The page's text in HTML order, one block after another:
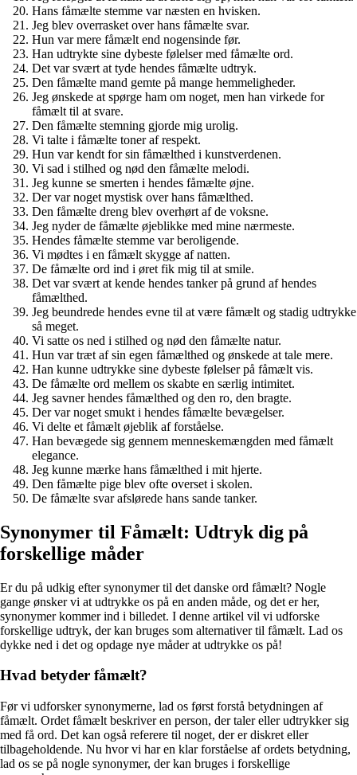
Hans fåmælte stemme var næsten en hvisken.
Jeg blev overrasket over hans fåmælte svar.
Hun var mere fåmælt end nogensinde før.
Han udtrykte sine dybeste følelser med fåmælte ord.
Det var svært at tyde hendes fåmælte udtryk.
Den fåmælte mand gemte på mange hemmeligheder.
Jeg ønskede at spørge ham om noget, men han virkede for
fåmælt til at svare.
Den fåmælte stemning gjorde mig urolig.
Vi talte i fåmælte toner af respekt.
Hun var kendt for sin fåmælthed i kunstverdenen.
Vi sad i stilhed og nød den fåmælte melodi.
Jeg kunne se smerten i hendes fåmælte øjne.
Der var noget mystisk over hans fåmælthed.
Den fåmælte dreng blev overhørt af de voksne.
Jeg nyder de fåmælte øjeblikke med mine nærmeste.
Hendes fåmælte stemme var beroligende.
Vi mødtes i en fåmælt skygge af natten.
De fåmælte ord ind i øret fik mig til at smile.
Det var svært at kende hendes tanker på grund af hendes
fåmælthed.
Jeg beundrede hendes evne til at være fåmælt og stadig udtrykke
så meget.
Vi satte os ned i stilhed og nød den fåmælte natur.
Hun var træt af sin egen fåmælthed og ønskede at tale mere.
Han kunne udtrykke sine dybeste følelser på fåmælt vis.
De fåmælte ord mellem os skabte en særlig intimitet.
Jeg savner hendes fåmælthed og den ro, den bragte.
Der var noget smukt i hendes fåmælte bevægelser.
Vi delte et fåmælt øjeblik af forståelse.
Han bevægede sig gennem menneskemængden med fåmælt
elegance.
Jeg kunne mærke hans fåmælthed i mit hjerte.
Den fåmælte pige blev ofte overset i skolen.
De fåmælte svar afslørede hans sande tanker.
Synonymer til Fåmælt: Udtryk dig på
forskellige måder
Er du på udkig efter synonymer til det danske ord fåmælt? Nogle
gange ønsker vi at udtrykke os på en anden måde, og det er her,
synonymer kommer ind i billedet. I denne artikel vil vi udforske
forskellige udtryk, der kan bruges som alternativer til fåmælt. Lad os
dykke ned i det og opdage nye måder at udtrykke os på!
Hvad betyder fåmælt?
Før vi udforsker synonymerne, lad os først forstå betydningen af
fåmælt. Ordet fåmælt beskriver en person, der taler eller udtrykker sig
med få ord. Det kan også referere til noget, der er diskret eller
tilbageholdende. Nu hvor vi har en klar forståelse af ordets betydning,
lad os se på nogle synonymer, der kan bruges i forskellige